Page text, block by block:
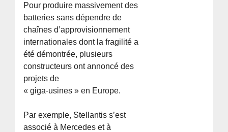
Pour produire massivement des
batteries sans dépendre de
chaînes d’approvisionnement
internationales dont la fragilité a
été démontrée, plusieurs
constructeurs ont annoncé des
projets de
« giga-usines » en Europe.
Par exemple, Stellantis s’est
associé à Mercedes et à